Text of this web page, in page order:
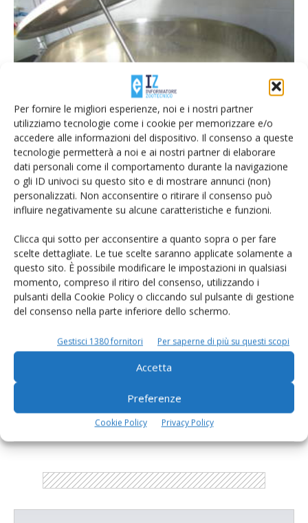
Per fornire le migliori esperienze, noi e i nostri partner
utilizziamo tecnologie come i cookie per memorizzare e/o
accedere alle informazioni del dispositivo. Il consenso a queste
tecnologie permetterà a noi e ai nostri partner di elaborare
dati personali come il comportamento durante la navigazione
o gli ID univoci su questo sito e di mostrare annunci (non)
personalizzati. Non acconsentire o ritirare il consenso può
influire negativamente su alcune caratteristiche e funzioni.
Clicca qui sotto per acconsentire a quanto sopra o per fare
scelte dettagliate. Le tue scelte saranno applicate solamente a
questo sito. È possibile modificare le impostazioni in qualsiasi
momento, compreso il ritiro del consenso, utilizzando i
pulsanti della Cookie Policy o cliccando sul pulsante di gestione
del consenso nella parte inferiore dello schermo.
Gestisci 1380 fornitori Per saperne di più su questi scopi
Accetta
Preferenze
Cookie Policy Privacy Policy
Nasce Aop Latte Italia , concentra un
milione di tonnellate di...
DiGiorgio Setti 9 Settembre 2015
Finite le quote latte, non gli adempimenti
Tecniche, prodotti e servizi dalle aziende